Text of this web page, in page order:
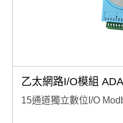
乙太網路I/O模組
15通道獨立數位I/O